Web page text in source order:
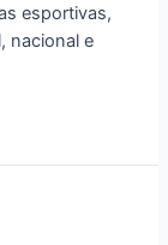
esportivas,
nacional e